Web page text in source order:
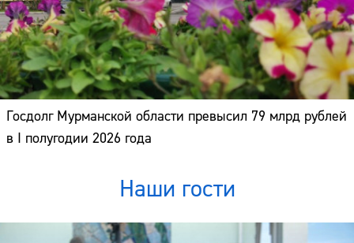
Госдолг Мурманской области превысил 79 млрд рублей
в I полугодии 2026 года
Наши гости